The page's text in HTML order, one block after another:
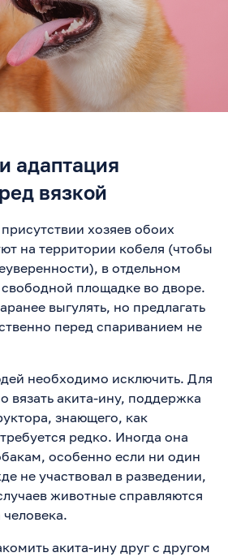
адаптация
вязкой
хозяев обоих
на территории кобеля (чтобы
в отдельном
площадке во дворе.
выгулять, но предлагать
перед спариванием не
необходимо исключить. Для
вязать акита-ину, поддержка
знающего, как
редко. Иногда она
особенно если ни один
не участвовал в разведении,
животные справляются
акита-ину друг с другом